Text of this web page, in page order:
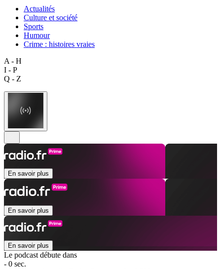
Actualités
Culture et société
Sports
Humour
Crime : histoires vraies
A - H
I - P
Q - Z
En savoir plus
En savoir plus
En savoir plus
Le podcast débute dans
- 0 sec.